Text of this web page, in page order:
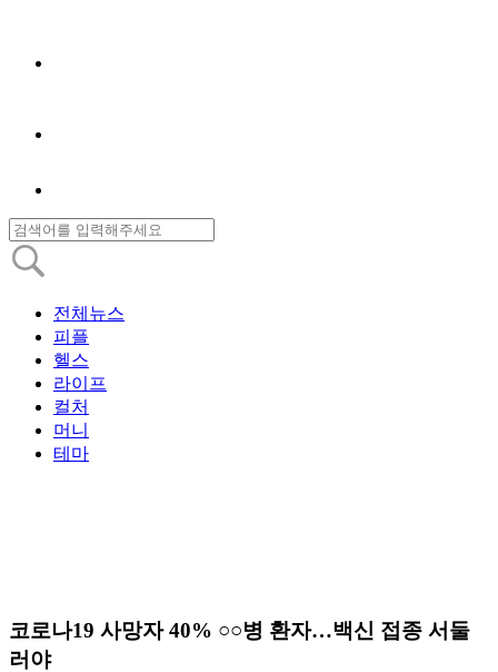
전체뉴스
피플
헬스
라이프
컬처
머니
테마
코로나19 사망자 40% ○○병 환자…백신 접종 서둘
러야